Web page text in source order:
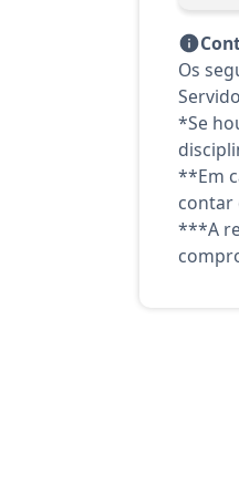
Os
*Se
**Em
contar
***A